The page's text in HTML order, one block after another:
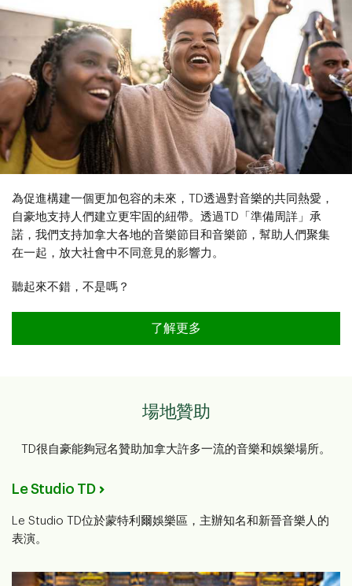
為促進構建一個更加包容的未來，TD透過對音樂的共同熱愛，
自豪地支持人們建立更牢固的紐帶。透過TD「準備周詳」承
諾，我們支持加拿大各地的音樂節目和音樂節，幫助人們聚集
在一起，放大社會中不同意見的影響力。
聽起來不錯，不是嗎？
透過音樂聯結社區
了解更多
場地贊助
TD很自豪能夠冠名贊助加拿大許多一流的音樂和娛樂場所。
Le Studio TD
Le Studio TD位於蒙特利爾娛樂區，主辦知名和新晉音樂人的
表演。